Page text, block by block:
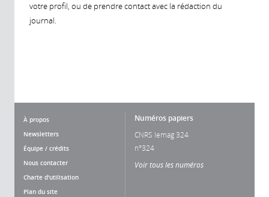
votre profil, ou de prendre contact avec la rédaction du
journal.
À propos
Newsletters
Équipe / crédits
Nous contacter
Charte d'utilisation
Plan du site
Numéros papiers
CNRS lemag 324
n°324
Voir tous les numéros